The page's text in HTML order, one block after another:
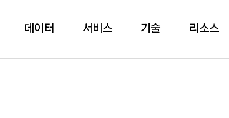
데이터 서비스 기술 리소스